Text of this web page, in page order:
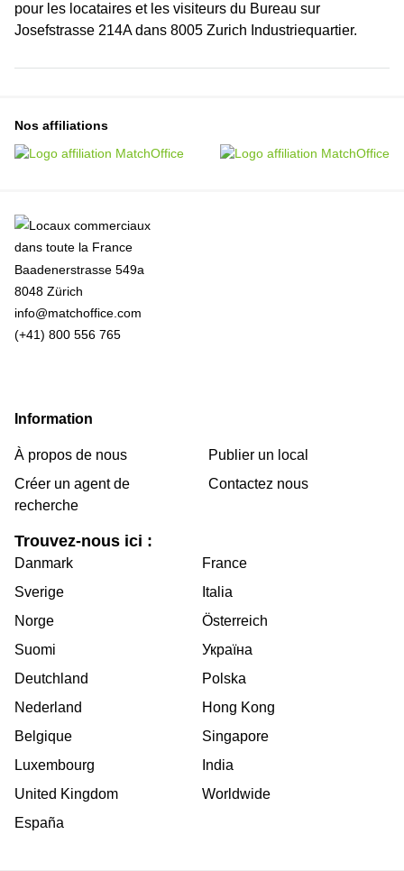
pour les locataires et les visiteurs du Bureau sur
Josefstrasse 214A dans 8005 Zurich Industriequartier.
Nos affiliations
Baadenerstrasse 549a
8048 Zürich
info@matchoffice.com
(+41) 800 556 765
Information
À propos de nous
Créer un agent de
recherche
Publier un local
Contactez nous
Trouvez-nous ici :
Danmark
Sverige
Norge
Suomi
Deutchland
Nederland
Belgique
Luxembourg
United Kingdom
España
France
Italia
Österreich
Україна
Polska
Hong Kong
Singapore
India
Worldwide